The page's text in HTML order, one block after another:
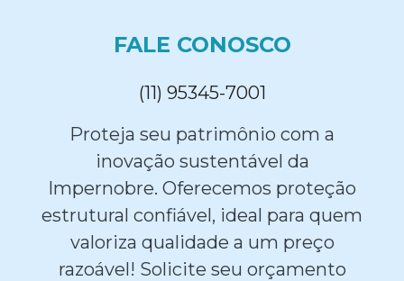
FALE CONOSCO
(11) 95345-7001
Proteja seu patrimônio com a
inovação sustentável da
Impernobre. Oferecemos proteção
estrutural confiável, ideal para quem
valoriza qualidade a um preço
razoável! Solicite seu orçamento